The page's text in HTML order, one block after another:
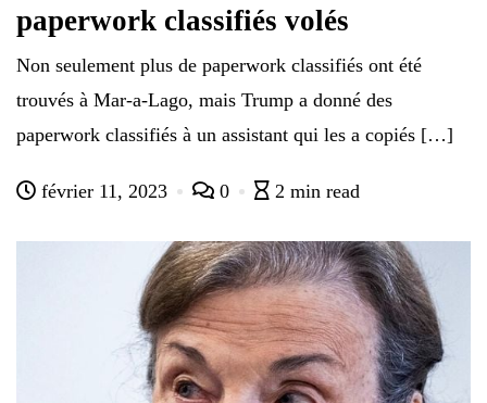
paperwork classifiés volés
Non seulement plus de paperwork classifiés ont été
trouvés à Mar-a-Lago, mais Trump a donné des
paperwork classifiés à un assistant qui les a copiés […]
février 11, 2023 0 2 min read